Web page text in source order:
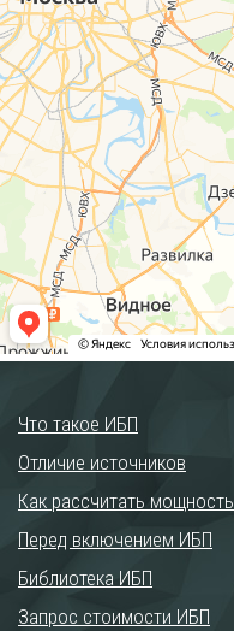
Что такое ИБП
Отличие источников
Как рассчитать мощность
Перед включением ИБП
Библиотека ИБП
Запрос стоимости ИБП